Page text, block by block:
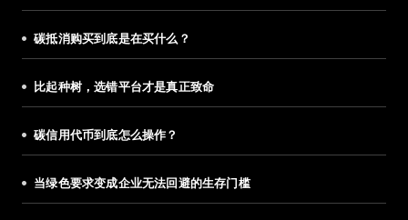
碳抵消购买到底是在买什么？
比起种树，选错平台才是真正致命
碳信用代币到底怎么操作？
当绿色要求变成企业无法回避的生存门槛